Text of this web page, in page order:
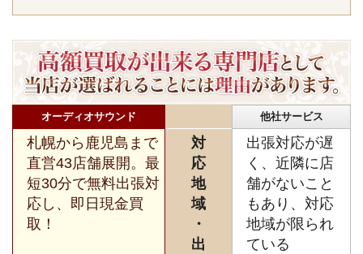
オーディオサウンド 他社サービス
札幌から鹿児島まで
直営43店舗展開。最
短30分で無料出張対
応し、即日現金買
取！
対
応
地
域
・
出
出張対応が遅
く、近隣に店
舗がないこと
もあり、対応
地域が限られ
ている